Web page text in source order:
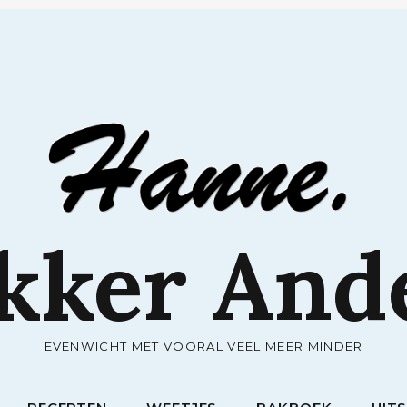
EVENWICHT MET VOORAL VEEL MEER MINDER